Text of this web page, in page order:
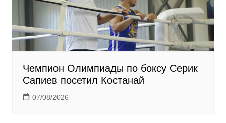
Чемпион Олимпиады по боксу Серик
Сапиев посетил Костанай
07/08/2026